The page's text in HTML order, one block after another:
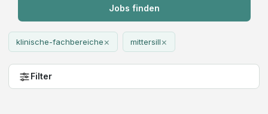
Jobs finden
klinische-fachbereiche× mittersill×
Filter